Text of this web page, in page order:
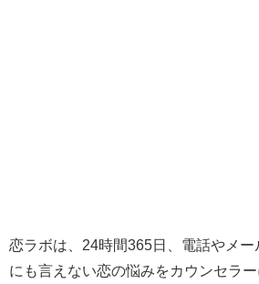
恋ラボは、24時間365日、電話やメ
にも言えない恋の悩みをカウンセラ